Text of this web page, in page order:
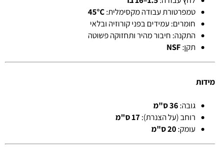
טמפרטורת עבודה מקסימלית:45°C
חומרים: עמידים בפני קורוזיה ובלאי
התקנה: חיבור מהיר ותחזוקה פשוטה
תקן:NSF
מידות
גובה:36 ס"מ
רוחב (על הצנרת):17 ס"מ
עומק:20 ס"מ